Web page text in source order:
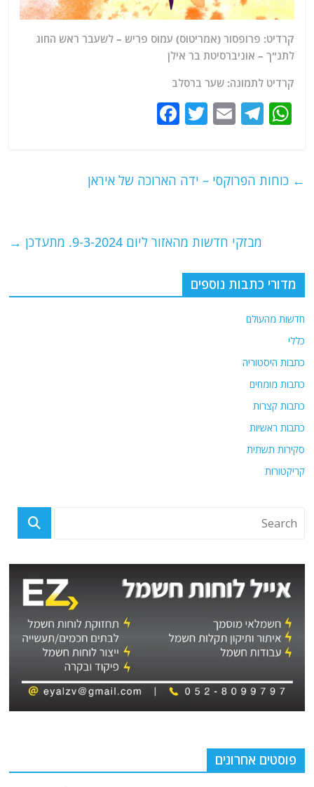
קרדיט: פרופסור (אמריטוס) עמוס פריש – לשעבר ראש החוג
לתנ"ך – אוניברסיטת בר אילן
קרדיט לתמונה: שער ברסלב
W
s
p
T
g
E
l
T
er
e
o
← כוחות הפרוקסי – ידה הארוכה של איראן
מבזקי חדשות מהאזור ליום 9-3-2024. מתעדכן →
מדורי כתבות נוספים
חדשות מהעולם
כללי
כתבות היסטוריה
כתבות מומחים
כתבות קצרות
כתבות ראשיות
סקירות תשתית
קריקטורות
פוסטים אחרונים